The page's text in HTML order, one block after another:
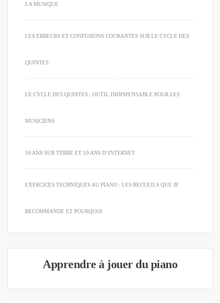
LA MUSIQUE
LES ERREURS ET CONFUSIONS COURANTES SUR LE CYCLE DES
QUINTES
LE CYCLE DES QUINTES : OUTIL INDISPENSABLE POUR LES
MUSICIENS
50 ANS SUR TERRE ET 10 ANS D’INTERNET
EXERCICES TECHNIQUES AU PIANO : LES RECUEILS QUE JE
RECOMMANDE ET POURQUOI
Apprendre à jouer du piano